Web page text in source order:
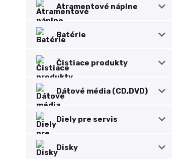
Atramentové náplne
Batérie
Čistiace produkty
Dátové média (CD,DVD)
Diely pre servis
Disky